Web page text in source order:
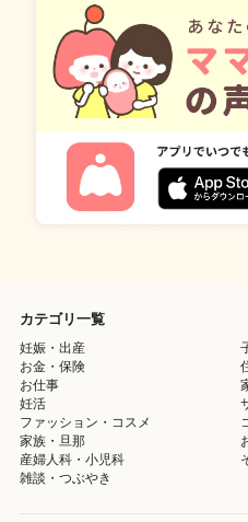
カテゴリ一覧
妊娠・出産
お金・保険
お仕事
妊活
ファッション・コスメ
家族・旦那
産婦人科・小児科
雑談・つぶやき